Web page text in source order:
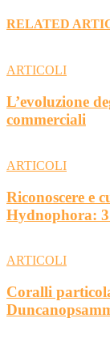
RELATED
ARTICOLI
L’evoluzione
commerciali
ARTICOLI
Riconoscere e
Hydnophora:
ARTICOLI
Coralli